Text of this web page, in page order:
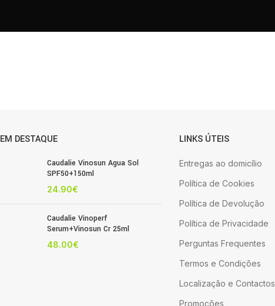
EM DESTAQUE
Caudalie Vinosun Agua Sol
SPF50+150ml
24.90€
Caudalie Vinoperf
Serum+Vinosun Cr 25ml
48.00€
LINKS ÚTEIS
Entregas ao domicílio
Política de Cookies
Política de Devolução
Política de Privacidade
Perguntas Frequentes
Termos e Condições
Localização e Contactos
Promoções